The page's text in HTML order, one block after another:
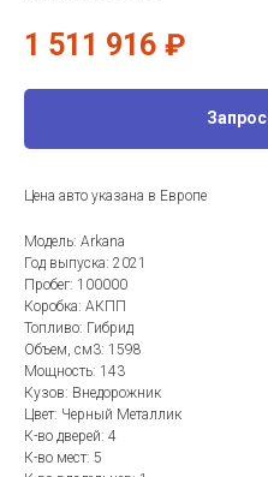
1 511 916 ₽
Запрос
Цена авто указана в Европе
Модель: Arkana
Год выпуска: 2021
Пробег: 100000
Коробка: АКПП
Топливо: Гибрид
Объем, см3: 1598
Мощность: 143
Кузов: Внедорожник
Цвет: Черный Металлик
К-во дверей: 4
К-во мест: 5